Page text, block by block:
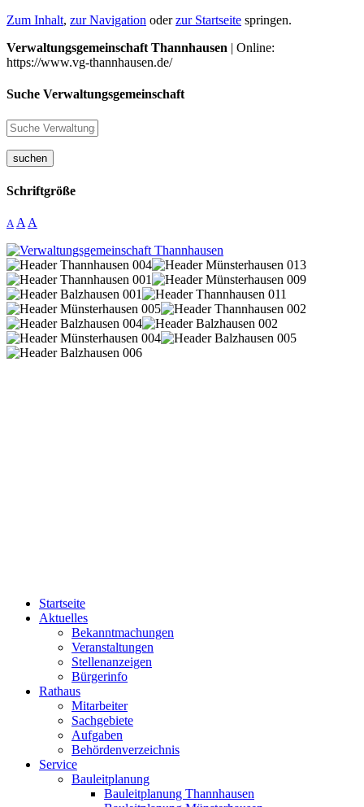
Zum Inhalt, zur Navigation oderzur Startseite springen.
Verwaltungsgemeinschaft Thannhausen | Online:
https://www.vg-thannhausen.de/
Suche Verwaltungsgemeinschaft
suchen
Schriftgröße
A A A
Startseite
Aktuelles
Bekanntmachungen
Veranstaltungen
Stellenanzeigen
Bürgerinfo
Rathaus
Mitarbeiter
Sachgebiete
Aufgaben
Behördenverzeichnis
Service
Bauleitplanung
Bauleitplanung Thannhausen